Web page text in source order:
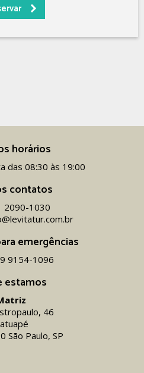
estamos
46
São Paulo, SP
horários
das 08:30 às 19:00
contatos
2090-1030
emergências
9154-1096‬